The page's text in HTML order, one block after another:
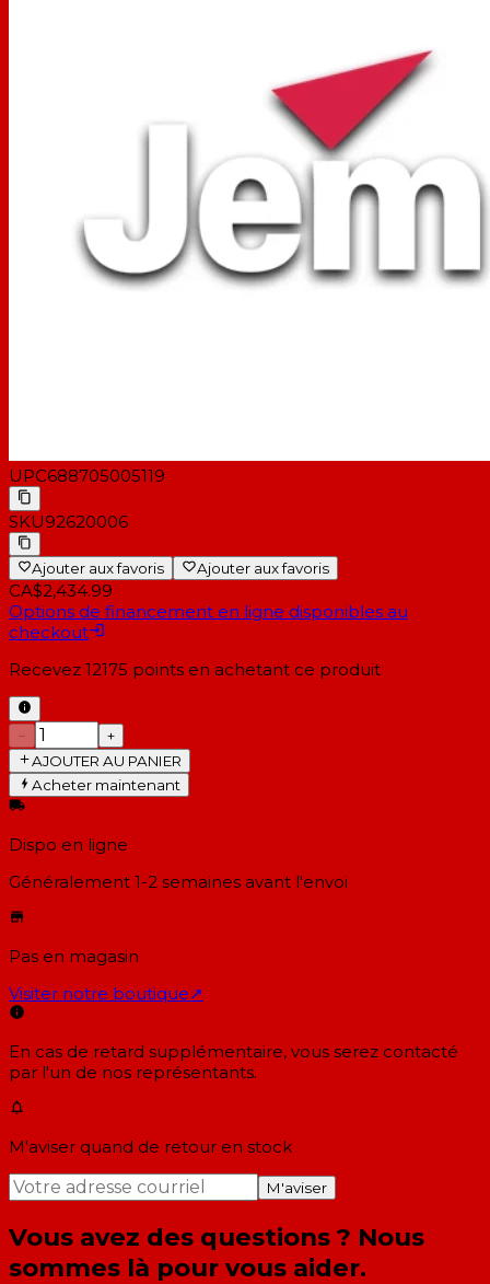
UPC688705005119
SKU92620006
Ajouter aux favoris Ajouter aux favoris
CA$2,434.99
Options de financement en ligne disponibles au
checkout
Recevez 12175 points en achetant ce produit
−
+
AJOUTER AU PANIER
Acheter maintenant
Dispo en ligne
Généralement 1-2 semaines avant l'envoi
Pas en magasin
Visiter notre boutique↗
En cas de retard supplémentaire, vous serez contacté
par l'un de nos représentants.
M'aviser quand de retour en stock
M'aviser
Vous avez des questions ? Nous
sommes là pour vous aider.